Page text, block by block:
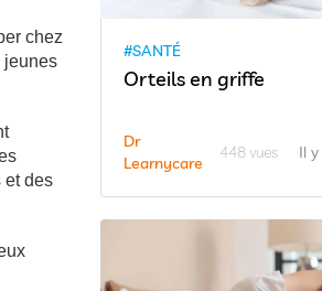
chez
jeunes
et des
#SANTÉ
Orteils en griffe
Dr
Learnycare
448 vues Il